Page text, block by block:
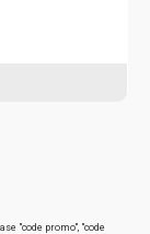
"code promo", "code